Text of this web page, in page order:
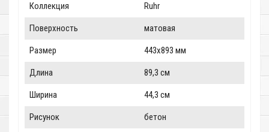
Коллекция Ruhr
Поверхность матовая
Размер 443x893 мм
Длина 89,3 см
Ширина 44,3 см
Рисунок бетон